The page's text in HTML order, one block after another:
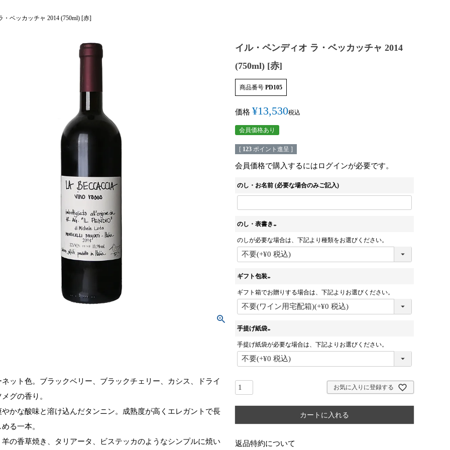
・ベッカッチャ 2014 (750ml) [赤]
ット色。ブラックベリー、ブラックチェリー、カシス、ドライ
グの香り。
かな酸味と溶け込んだタンニン。成熟度が高くエレガントで長
る一本。
の香草焼き、タリアータ、ビステッカのようなシンプルに焼い
イル・ペンディオ ラ・ベッカッチャ 2014
(750ml) [赤]
商品番号 PD105
価格 ¥13,530税込
会員価格あり
[ 123 ポイント進呈 ]
会員価格で購入するにはログインが必要です。
のし・お名前 (必要な場合のみご記入)
のし・表書き
(
必
須
のしが必要な場合は、下記より種類をお選びください。
ギフト包装
(
必
須
)
ギフト箱でお贈りする場合は、下記よりお選びください。
手提げ紙袋
(
必
須
手提げ紙袋が必要な場合は、下記よりお選びください。
お気に入りに登録する
カートに入れる
返品特約について